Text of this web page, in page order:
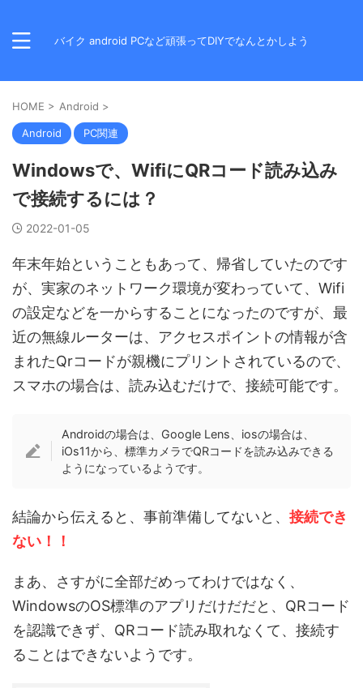
バイク android PCなど頑張ってDIYでなんとかしよう
HOME > Android >
Android PC関連
Windowsで、WifiにQRコード読み込み
で接続するには？
2022-01-05
年末年始ということもあって、帰省していたのです
が、実家のネットワーク環境が変わっていて、Wifi
の設定などを一からすることになったのですが、最
近の無線ルーターは、アクセスポイントの情報が含
まれたQrコードが親機にプリントされているので、
スマホの場合は、読み込むだけで、接続可能です。
Androidの場合は、Google Lens、iosの場合は、
iOs11から、標準カメラでQRコードを読み込みできる
ようになっているようです。
結論から伝えると、事前準備してないと、 接続でき
ない！！
まあ、さすがに全部だめってわけではなく、
WindowsのOS標準のアプリだけだだと、QRコード
を認識できず、QRコード読み取れなくて、接続す
ることはできないようです。